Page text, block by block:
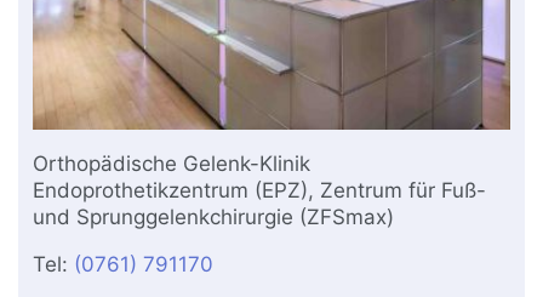
Orthopädische Gelenk-Klinik
Endoprothetikzentrum (EPZ), Zentrum für Fuß-
und Sprunggelenkchirurgie (ZFSmax)
Tel: (0761) 791170